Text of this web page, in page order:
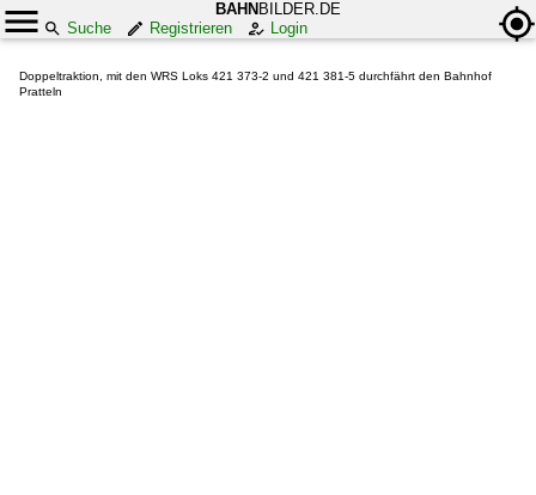
BAHN BILDER.DE
Suche
Registrieren Login
Doppeltraktion, mit den WRS Loks 421 373-2 und 421 381-5 durchfährt den Bahnhof
Pratteln